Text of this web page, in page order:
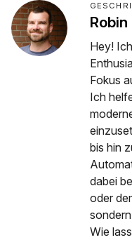
Robin
Hey!
Fokus
Ich
bis hin
dabei
oder
Wie